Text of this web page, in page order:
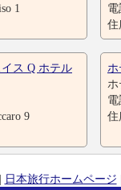
1
電
住
ス Q ホテル
9
電
住
| 日本旅行ホームページ